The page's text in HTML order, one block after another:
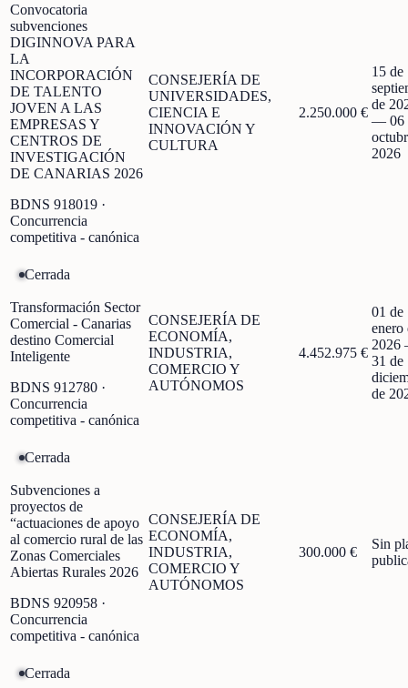
Convocatoria
subvenciones
DIGINNOVA PARA
LA
INCORPORACIÓN
DE TALENTO
JOVEN A LAS
EMPRESAS Y
CENTROS DE
INVESTIGACIÓN
DE CANARIAS 2026
BDNS 918019 ·
Concurrencia
competitiva - canónica
CONSEJERÍA DE
UNIVERSIDADES,
CIENCIA E
INNOVACIÓN Y
CULTURA
2.250.000 €
15 de
de
— 06
2026
Cerrada
Transformación Sector
Comercial - Canarias
destino Comercial
Inteligente
BDNS 912780 ·
Concurrencia
competitiva - canónica
CONSEJERÍA DE
ECONOMÍA,
INDUSTRIA,
COMERCIO Y
AUTÓNOMOS
4.452.975 €
01 de
enero
2026
31 de
de
Cerrada
Subvenciones a
proyectos de
“actuaciones de apoyo
al comercio rural de las
Zonas Comerciales
Abiertas Rurales 2026
BDNS 920958 ·
Concurrencia
competitiva - canónica
CONSEJERÍA DE
ECONOMÍA,
INDUSTRIA,
COMERCIO Y
AUTÓNOMOS
300.000 €
Sin
Cerrada